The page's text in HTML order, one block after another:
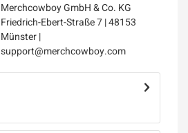
Merchcowboy GmbH & Co. KG
Friedrich-Ebert-Straße 7 | 48153
Münster |
support@merchcowboy.com